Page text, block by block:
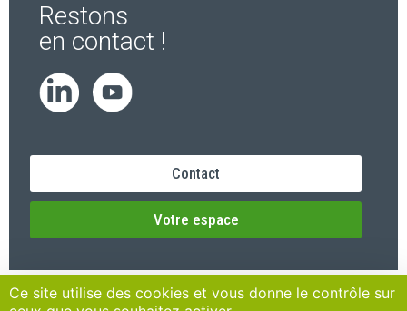
Restons
en contact !
Contact
Votre espace
Ce site utilise des cookies et vous donne le contrôle sur